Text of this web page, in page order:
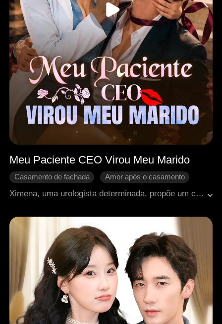
Meu Paciente CEO Virou Meu Marido
Casamento de fachada
Amor após o casamento
Doçura de amor
Contra-ataque
Ximena, uma urologista determinada, propõe um casamento por contrato ao empresário Ayden para conseguir financiar suas pesquisas. Obrigados a viver sob o mesmo teto, os dois vivem uma divertida disputa de inteligência. Enquanto trata a misteriosa doença dele, Ximena conquista seu coração, e o casamento de fachada acaba se transformando em um amor verdadeiro.